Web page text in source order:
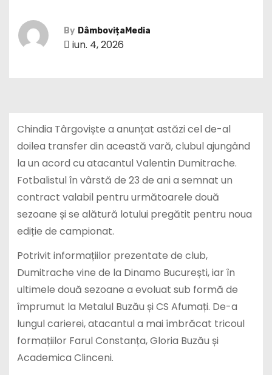
By DâmbovițaMedia
iun. 4, 2026
Chindia Târgoviște a anunțat astăzi cel de-al
doilea transfer din această vară, clubul ajungând
la un acord cu atacantul Valentin Dumitrache.
Fotbalistul în vârstă de 23 de ani a semnat un
contract valabil pentru următoarele două
sezoane și se alătură lotului pregătit pentru noua
ediție de campionat.
Potrivit informațiilor prezentate de club,
Dumitrache vine de la Dinamo București, iar în
ultimele două sezoane a evoluat sub formă de
împrumut la Metalul Buzău și CS Afumați. De-a
lungul carierei, atacantul a mai îmbrăcat tricoul
formațiilor Farul Constanța, Gloria Buzău și
Academica Clinceni.